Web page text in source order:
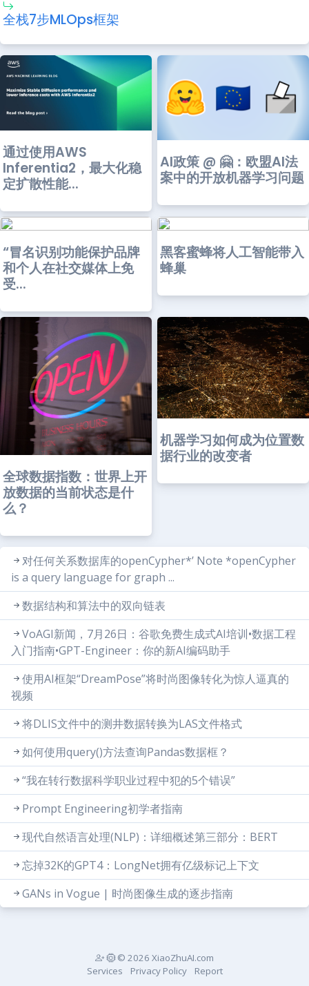
全栈7步MLOps框架
通过使用AWS
Inferentia2，最大化稳
定扩散性能...
AI政策 @ 🤗：欧盟AI法
案中的开放机器学习问题
“冒名识别功能保护品牌
和个人在社交媒体上免
受...
黑客蜜蜂将人工智能带入
蜂巢
全球数据指数：世界上开
放数据的当前状态是什
么？
机器学习如何成为位置数
据行业的改变者
对任何关系数据库的openCypher*’ Note *openCypher
is a query language for graph ...
数据结构和算法中的双向链表
VoAGI新闻，7月26日：谷歌免费生成式AI培训•数据工程
入门指南•GPT-Engineer：你的新AI编码助手
使用AI框架“DreamPose”将时尚图像转化为惊人逼真的
视频
将DLIS文件中的测井数据转换为LAS文件格式
如何使用query()方法查询Pandas数据框？
“我在转行数据科学职业过程中犯的5个错误”
Prompt Engineering初学者指南
现代自然语言处理(NLP)：详细概述第三部分：BERT
忘掉32K的GPT4：LongNet拥有亿级标记上下文
GANs in Vogue | 时尚图像生成的逐步指南
© 2026 XiaoZhuAI.com
Services
Privacy Policy Report